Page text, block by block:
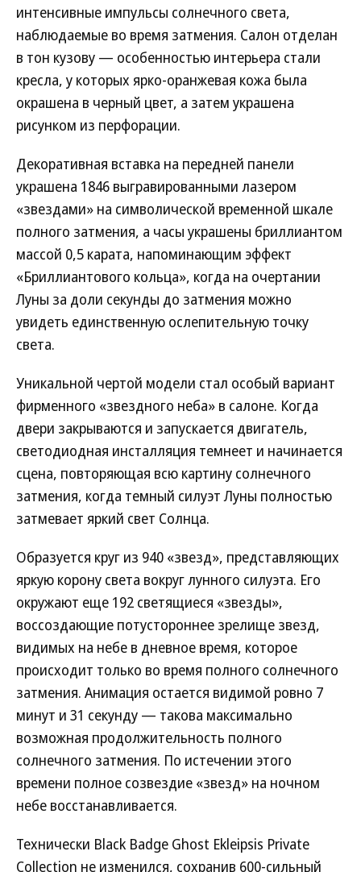
интенсивные импульсы солнечного света,
наблюдаемые во время затмения. Салон отделан
в тон кузову — особенностью интерьера стали
кресла, у которых ярко-оранжевая кожа была
окрашена в черный цвет, а затем украшена
рисунком из перфорации.
Декоративная вставка на передней панели
украшена 1846 выгравированными лазером
«звездами» на символической временной шкале
полного затмения, а часы украшены бриллиантом
массой 0,5 карата, напоминающим эффект
«Бриллиантового кольца», когда на очертании
Луны за доли секунды до затмения можно
увидеть единственную ослепительную точку
света.
Уникальной чертой модели стал особый вариант
фирменного «звездного неба» в салоне. Когда
двери закрываются и запускается двигатель,
светодиодная инсталляция темнеет и начинается
сцена, повторяющая всю картину солнечного
затмения, когда темный силуэт Луны полностью
затмевает яркий свет Солнца.
Образуется круг из 940 «звезд», представляющих
яркую корону света вокруг лунного силуэта. Его
окружают еще 192 светящиеся «звезды»,
воссоздающие потустороннее зрелище звезд,
видимых на небе в дневное время, которое
происходит только во время полного солнечного
затмения. Анимация остается видимой ровно 7
минут и 31 секунду — такова максимально
возможная продолжительность полного
солнечного затмения. По истечении этого
времени полное созвездие «звезд» на ночном
небе восстанавливается.
Технически Black Badge Ghost Ekleipsis Private
Collection не изменился, сохранив 600-сильный